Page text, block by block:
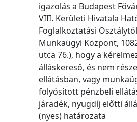
igazolás a Budapest
VIII. Kerületi Hivatala
Foglalkoztatási
Munkaügyi Központ,
utca 76.), hogy a
álláskereső, és nem
ellátásban, vagy
folyósított pénzbeli
járadék, nyugdíj előtti
(nyes) határozata